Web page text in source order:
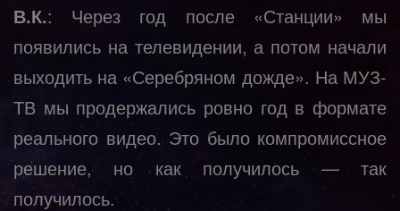
В.К.: Через год после «Станции» мы
появились на телевидении, а потом начали
выходить на «Серебряном дожде». На МУЗ-
ТВ мы продержались ровно год в формате
реального видео. Это было компромиссное
решение, но как получилось — так
получилось.